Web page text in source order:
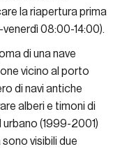
la riapertura prima
08:00-14:00).
di una nave
vicino al porto
di navi antiche
alberi e timoni di
(1999-2001)
visibili due